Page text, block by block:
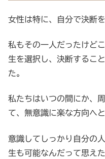
女性は特に、自分で決断
私もその一人だったけど
生を選択し、決断するこ
た。
私たちはいつの間にか、
て、無意識に楽な方向へ
意識してしっかり自分の
生も可能なんだって思えた